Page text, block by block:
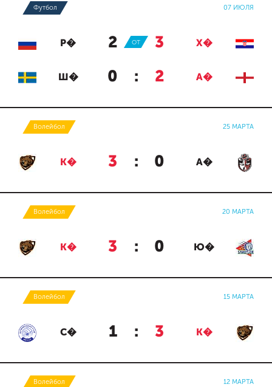
Футбол 07 ИЮЛЯ
Р� 2 : 3 Х�
ОТ
Ш� 0 : 2 А�
Волейбол 25 МАРТА
К� 3 : 0 А�
Волейбол 20 МАРТА
К� 3 : 0 Ю�
Волейбол 15 МАРТА
С� 1 : 3 К�
Волейбол 12 МАРТА